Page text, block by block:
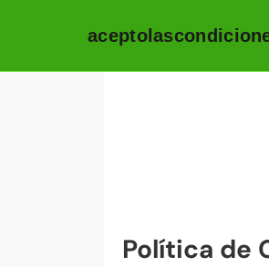
Política de